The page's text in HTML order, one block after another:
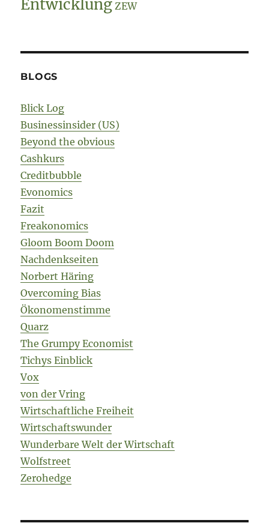
Entwicklung ZEW
BLOGS
Blick Log
Businessinsider (US)
Beyond the obvious
Cashkurs
Creditbubble
Evonomics
Fazit
Freakonomics
Gloom Boom Doom
Nachdenkseiten
Norbert Häring
Overcoming Bias
Ökonomenstimme
Quarz
The Grumpy Economist
Tichys Einblick
Vox
von der Vring
Wirtschaftliche Freiheit
Wirtschaftswunder
Wunderbare Welt der Wirtschaft
Wolfstreet
Zerohedge